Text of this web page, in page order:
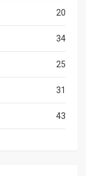
20
34
25
31
43